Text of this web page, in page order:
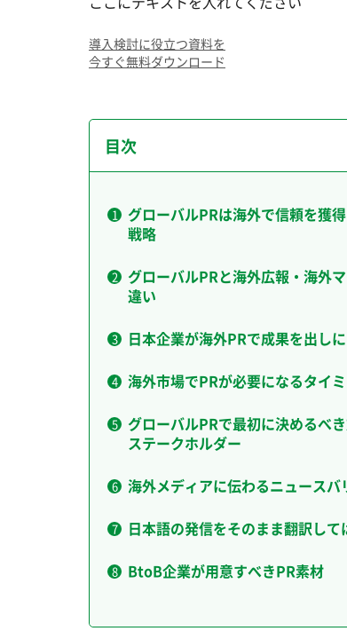
導入検討に役立つ資料を
今すぐ無料ダウンロード
目次
グローバルPRは海外で信頼を獲
戦略
グローバルPRと海外広報・海外
違い
日本企業が海外PRで成果を出し
海外市場でPRが必要になるタイ
グローバルPRで最初に決めるべ
ステークホルダー
海外メディアに伝わるニュースバ
日本語の発信をそのまま翻訳して
BtoB企業が用意すべきPR素材